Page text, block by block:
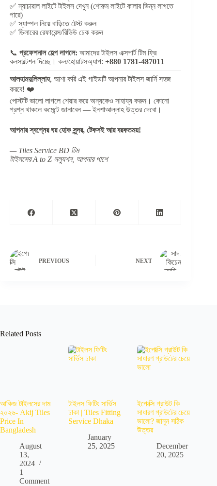
✅ ন্যাচারাল লাইটে টাইলস দেখুন (শোরুম লাইটে কালার ভিন্ন লাগতে
পারে)
✅ স্যাম্পল নিয়ে বাড়িতে টেস্ট করুন
✅ ডিলারের রেফারেন্স/রিভিউ চেক করুন
📞 প্রফেশনাল হেল্প লাগলে: আমাদের টাইলস এক্সপার্ট টিম ফ্রি
কনসাল্টেশন দিচ্ছে। কল/হোয়াটসঅ্যাপ: +880 1781-487011
আলহামদুলিল্লাহ, আশা করি এই গাইডটি আপনার টাইলস জার্নি সহজ
করবে! ❤️
পোস্টটি ভালো লাগলে শেয়ার করে অন্যকেও সাহায্য করুন। কোনো
প্রশ্ন থাকলে কমেন্টে জানাবেন — ইনশাআল্লাহ উত্তর দেবো।
আপনার স্বপ্নের ঘর হোক সুন্দর, টেকসই আর বরকতময়!
— Tiles Service BD টিম
টাইলসের A to Z সল্যুশন, আপনার পাশে
PREVIOUS NEXT
Related Posts
আকিজ টাইলসের দাম
২০২৬- Akij Tiles
Price In
Bangladesh
August
13,
2024
1
Comment
টাইলস ফিটিং সার্ভিস
ঢাকা | Tiles Fitting
Service Dhaka
January
25, 2025
ইপোক্সি গ্রাউট কি
সাধারণ গ্রাউটের চেয়ে
ভালো? জানুন সঠিক
উত্তর
December
20, 2025